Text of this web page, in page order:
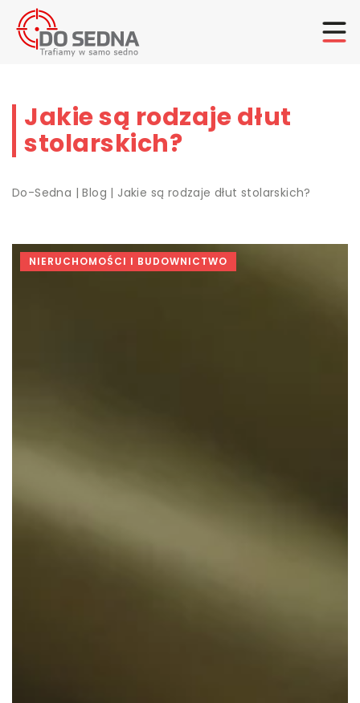
Jakie są rodzaje dłut
stolarskich?
Do-Sedna |Blog | Jakie są rodzaje dłut stolarskich?
NIERUCHOMOŚCI I BUDOWNICTWO